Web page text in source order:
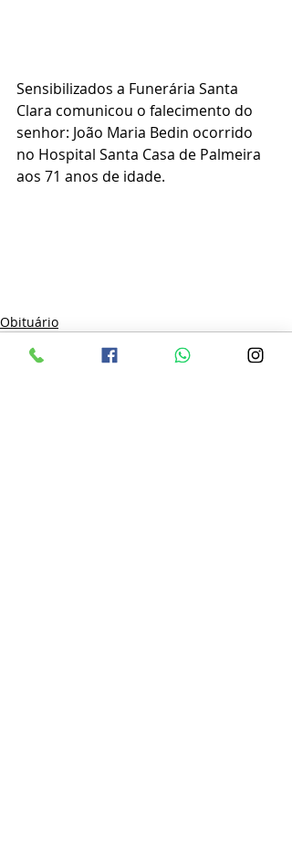
Sensibilizados a Funerária Santa
Clara comunicou o falecimento do
senhor: João Maria Bedin ocorrido
no Hospital Santa Casa de Palmeira
aos 71 anos de idade.
Obituário